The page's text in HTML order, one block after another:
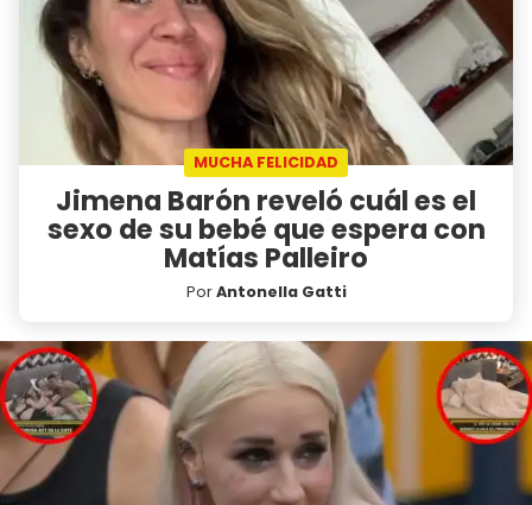
MUCHA FELICIDAD
Jimena Barón reveló cuál es el
sexo de su bebé que espera con
Matías Palleiro
PorAntonella Gatti